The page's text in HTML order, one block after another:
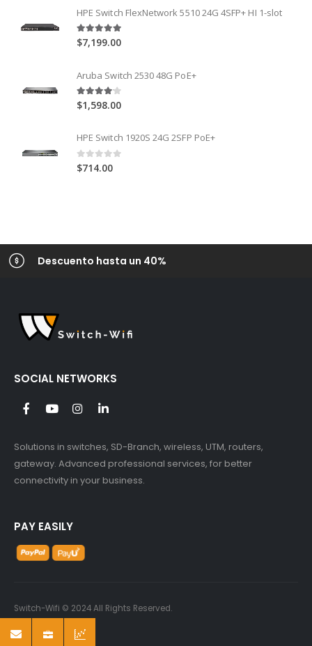
HPE Switch FlexNetwork 5510 24G 4SFP+ HI 1-slot
5.00out of 5
$7,199.00
Aruba Switch 2530 48G PoE+
4.00out of 5
$1,598.00
HPE Switch 1920S 24G 2SFP PoE+
0out of 5
$714.00
Descuento hasta un 40%
SOCIAL NETWORKS
Solutions in switches, SD-Branch, wireless, UTM, routers,
gateway. Advanced professional services, for better
connectivity in your business.
PAY EASILY
Switch-Wifi © 2024 All Rights Reserved.